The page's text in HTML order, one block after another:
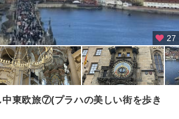
27
東欧旅⑦(プラハの美しい街を歩き